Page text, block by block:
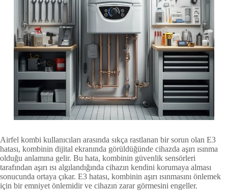
Airfel kombi kullanıcıları arasında sıkça rastlanan bir sorun olan E3
hatası, kombinin dijital ekranında görüldüğünde cihazda aşırı ısınma
olduğu anlamına gelir. Bu hata, kombinin güvenlik sensörleri
tarafından aşırı ısı algılandığında cihazın kendini korumaya alması
sonucunda ortaya çıkar. E3 hatası, kombinin aşırı ısınmasını önlemek
için bir emniyet önlemidir ve cihazın zarar görmesini engeller.